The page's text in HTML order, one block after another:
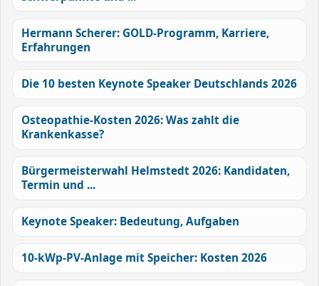
Hermann Scherer: GOLD-Programm, Karriere,
Erfahrungen
Die 10 besten Keynote Speaker Deutschlands 2026
Osteopathie-Kosten 2026: Was zahlt die
Krankenkasse?
Bürgermeisterwahl Helmstedt 2026: Kandidaten,
Termin und ...
Keynote Speaker: Bedeutung, Aufgaben
10-kWp-PV-Anlage mit Speicher: Kosten 2026